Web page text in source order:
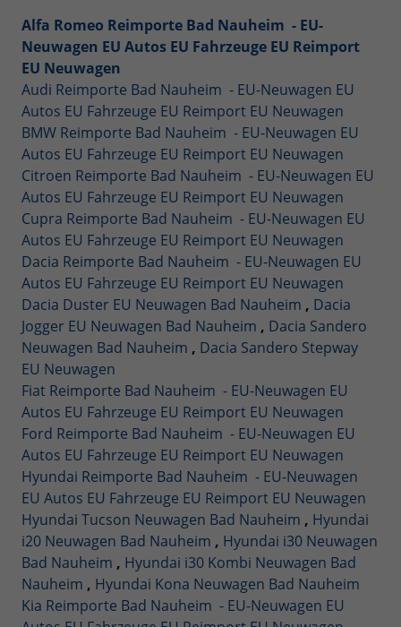
Alfa Romeo Reimporte Bad Nauheim - EU-
Neuwagen EU Autos EU Fahrzeuge EU Reimport
EU Neuwagen
Audi Reimporte Bad Nauheim - EU-Neuwagen EU
Autos EU Fahrzeuge EU Reimport EU Neuwagen
BMW Reimporte Bad Nauheim - EU-Neuwagen EU
Autos EU Fahrzeuge EU Reimport EU Neuwagen
Citroen Reimporte Bad Nauheim - EU-Neuwagen EU
Autos EU Fahrzeuge EU Reimport EU Neuwagen
Cupra Reimporte Bad Nauheim - EU-Neuwagen EU
Autos EU Fahrzeuge EU Reimport EU Neuwagen
Dacia Reimporte Bad Nauheim - EU-Neuwagen EU
Autos EU Fahrzeuge EU Reimport EU Neuwagen
Dacia Duster EU Neuwagen Bad Nauheim , Dacia
Jogger EU Neuwagen Bad Nauheim , Dacia Sandero
Neuwagen Bad Nauheim , Dacia Sandero Stepway
EU Neuwagen
Fiat Reimporte Bad Nauheim - EU-Neuwagen EU
Autos EU Fahrzeuge EU Reimport EU Neuwagen
Ford Reimporte Bad Nauheim - EU-Neuwagen EU
Autos EU Fahrzeuge EU Reimport EU Neuwagen
Hyundai Reimporte Bad Nauheim - EU-Neuwagen
EU Autos EU Fahrzeuge EU Reimport EU Neuwagen
Hyundai Tucson Neuwagen Bad Nauheim , Hyundai
i20 Neuwagen Bad Nauheim , Hyundai i30 Neuwagen
Bad Nauheim , Hyundai i30 Kombi Neuwagen Bad
Nauheim , Hyundai Kona Neuwagen Bad Nauheim
Kia Reimporte Bad Nauheim - EU-Neuwagen EU